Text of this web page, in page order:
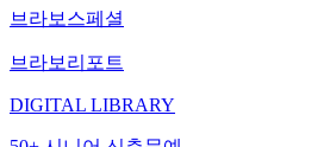
브라보스페셜
브라보리포트
DIGITAL LIBRARY